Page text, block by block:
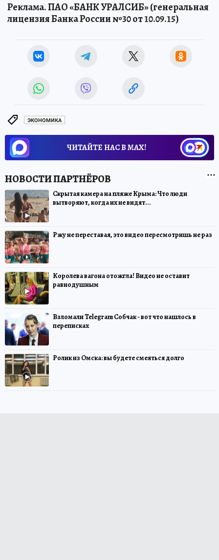
Реклама. ПАО «БАНК УРАЛСИБ» (генеральная
лицензия Банка России №30 от 10.09.15)
ЭКОНОМИКА
ЧИТАЙТЕ НАС В МАХ!
Скрытая камера на пляже Крыма: Что люди
вытворяют, когда их не видят...
Ржу не переставая, это видео пересмотришь не раз
Королева вагона отожгла! Видео не оставит
равнодушным
Взломали Telegram Собчак - вот что нашлось в
переписках
Ролик из Омска: вы будете смеяться долго